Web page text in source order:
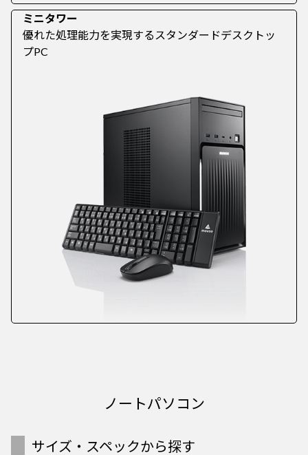
ミニタワー
優れた処理能力を実現するスタンダードデスクトッ
プPC
ノートパソコン
サイズ・スペックから探す